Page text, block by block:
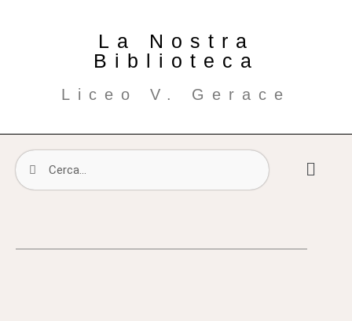
La Nostra
Biblioteca
Liceo V. Gerace